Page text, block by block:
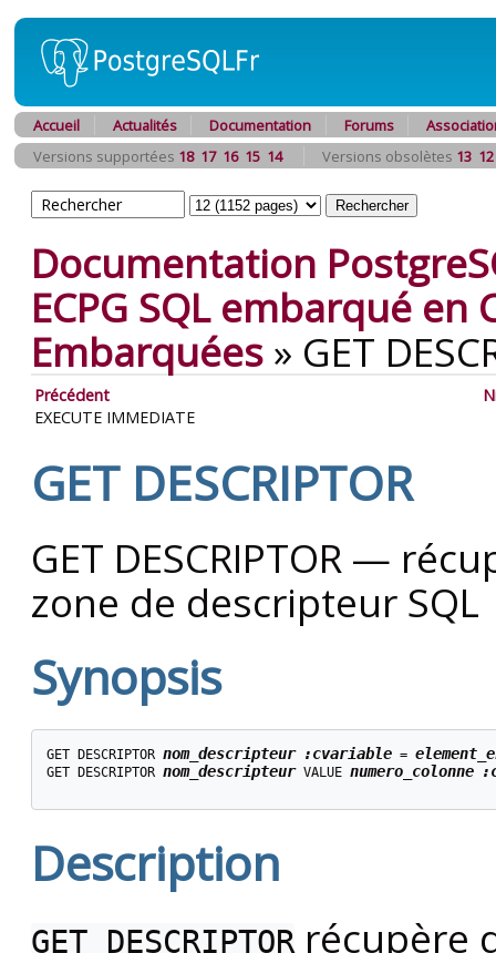
Accueil Actualités Documentation Forums
Versions supportées 18 17 16 15 14 Versions obsolètes 13 12
Documentation
ECPG SQLembarqué en
Embarquées » GET
Précédent
EXECUTE IMMEDIATE
GET DESCRIPTOR
GET DESCRIPTOR —
zone de descripteur SQL
Synopsis
GET DESCRIPTOR nom_descripteur :cvariable =
GET DESCRIPTOR nom_descripteur VALUE numero_colonne
Description
GET DESCRIPTORrécupère